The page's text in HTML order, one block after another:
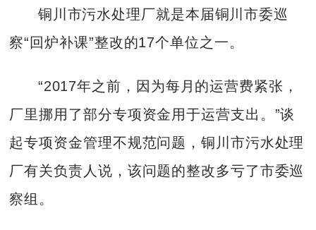
铜川市污水处理厂就是本届铜川市委巡
察“回炉补课”整改的17个单位之一。
“2017年之前，因为每月的运营费紧张，
厂里挪用了部分专项资金用于运营支出。”谈
起专项资金管理不规范问题，铜川市污水处理
厂有关负责人说，该问题的整改多亏了市委巡
察组。